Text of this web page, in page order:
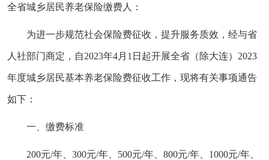
全省城乡居民养老保险缴费人：
为进一步规范社会保险费征收，提升服务质效，经与省
人社部门商定，自2023年4月1日起开展全省（除大连）2023
年度城乡居民基本养老保险费征收工作，现将有关事项通告
如下：
一、缴费标准
200元/年、300元/年、500元/年、800元/年、1000元/年、